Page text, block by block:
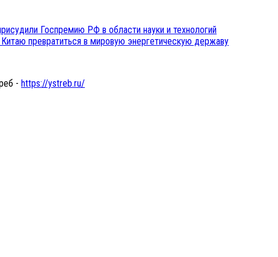
Госпремию РФ в области науки и технологий
превратиться в мировую энергетическую державу
- https://ystreb.ru/